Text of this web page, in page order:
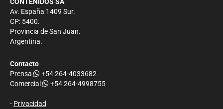
CONTENIDOS SA
Av. España 1409 Sur.
CP: 5400.
Provincia de San Juan.
Argentina.
Contacto
Prensa
+54 264-4033682
Comercial
+54 264-4998755
- Privacidad